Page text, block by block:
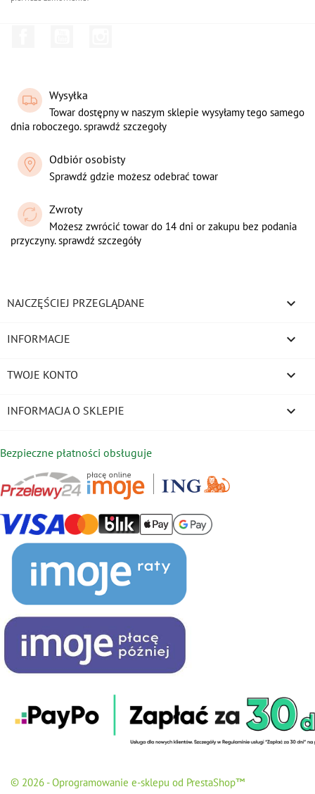
Wysyłka
Towar dostępny w naszym sklepie wysyłamy tego samego
dnia roboczego. sprawdź szczegoły
Odbiór osobisty
Sprawdź gdzie możesz odebrać towar
Zwroty
Możesz zwrócić towar do 14 dni or zakupu bez podania
przyczyny. sprawdź szczegóły
NAJCZĘŚCIEJ PRZEGLĄDANE 
INFORMACJE 
TWOJE KONTO 
INFORMACJA O SKLEPIE keyboard_arrow_down
Bezpieczne płatności obsługuje
© 2026 - Oprogramowanie e-sklepu od PrestaShop™